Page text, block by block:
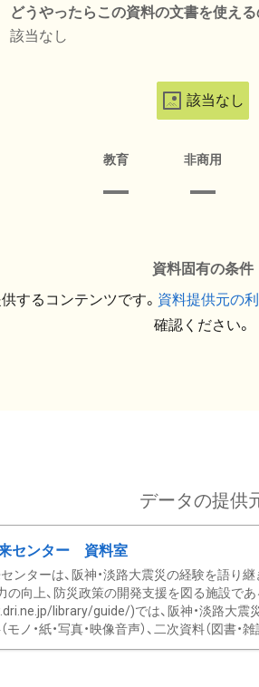
どうやったらこの資料の文書を使える
該当なし
該当なし
教育 非商用
資料固有の条件
するコンテンツです。 資料提供元の
確認ください。
データの提供
センター 資料室
ンターは、阪神・淡路大震災の経験を語り
の向上、防災政策の開発支援を図る施設で
library/guide/)では、阪神・淡路大震
ノ・紙・写真・映像音声）、二次資料（図書・雑